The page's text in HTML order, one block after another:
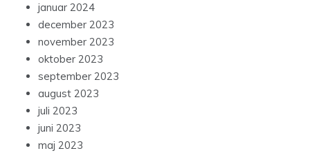
januar 2024
december 2023
november 2023
oktober 2023
september 2023
august 2023
juli 2023
juni 2023
maj 2023